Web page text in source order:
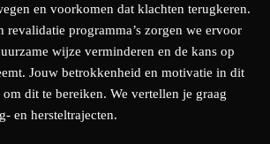
en voorkomen dat klachten terugkeren.
revalidatie programma’s zorgen we ervoor
wijze verminderen en de kans op
Jouw betrokkenheid en motivatie in dit
dit te bereiken. We vertellen je graag
en hersteltrajecten.